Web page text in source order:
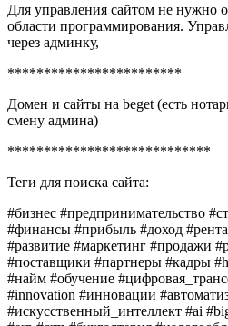
Для управления сайтом не нужно
области программирования.
через админку,
************************
Домен и сайты на beget (есть
смену админа)
****************************
Теги для поиска сайта:
#бизнес #предпринимательство
#финансы #прибыль #доход
#развитие #маркетинг #продажи
#поставщики #партнеры #кадры
#найм #обучение
#innovation #инновации
#искусственный_интеллект #ai